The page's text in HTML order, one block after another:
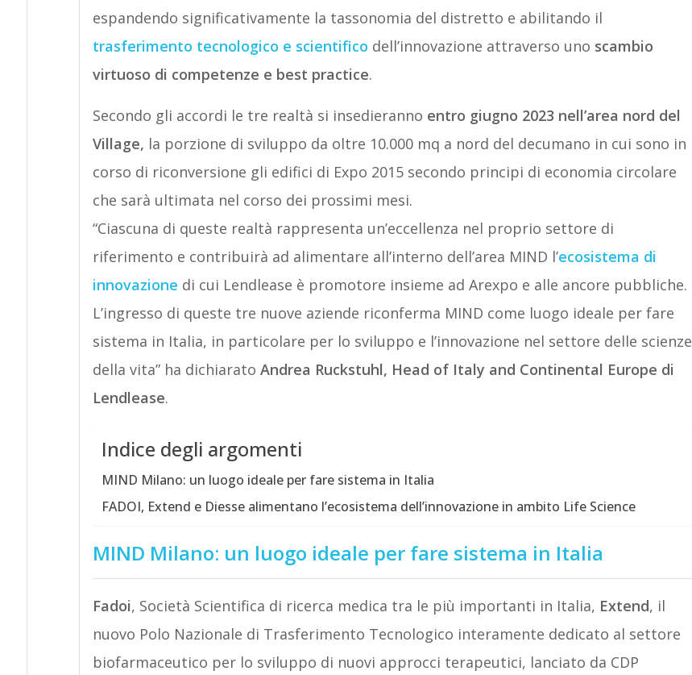
espandendo significativamente la tassonomia del distretto e abilitando il
trasferimento tecnologico e scientifico dell’innovazione attraverso uno scambio
virtuoso di competenze e best practice.
Secondo gli accordi le tre realtà si insedieranno entro giugno 2023 nell’area nord del
Village, la porzione di sviluppo da oltre 10.000 mq a nord del decumano in cui sono in
corso di riconversione gli edifici di Expo 2015 secondo principi di economia circolare
che sarà ultimata nel corso dei prossimi mesi.
“Ciascuna di queste realtà rappresenta un’eccellenza nel proprio settore di
riferimento e contribuirà ad alimentare all’interno dell’area MIND l’ecosistema di
innovazione di cui Lendlease è promotore insieme ad Arexpo e alle ancore pubbliche.
L’ingresso di queste tre nuove aziende riconferma MIND come luogo ideale per fare
sistema in Italia, in particolare per lo sviluppo e l’innovazione nel settore delle scienze
della vita” ha dichiarato Andrea Ruckstuhl, Head of Italy and Continental Europe di
Lendlease.
Indice degli argomenti
MIND Milano: un luogo ideale per fare sistema in Italia
FADOI, Extend e Diesse alimentano l’ecosistema dell’innovazione in ambito Life Science
MIND Milano: un luogo ideale per fare sistema in Italia
Fadoi, Società Scientifica di ricerca medica tra le più importanti in Italia, Extend, il
nuovo Polo Nazionale di Trasferimento Tecnologico interamente dedicato al settore
biofarmaceutico per lo sviluppo di nuovi approcci terapeutici, lanciato da CDP